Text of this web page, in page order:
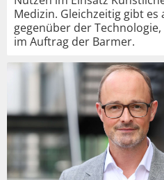
Medizin. Gleichzeitig gibt
gegenüber der
im Auftrag der Barmer.